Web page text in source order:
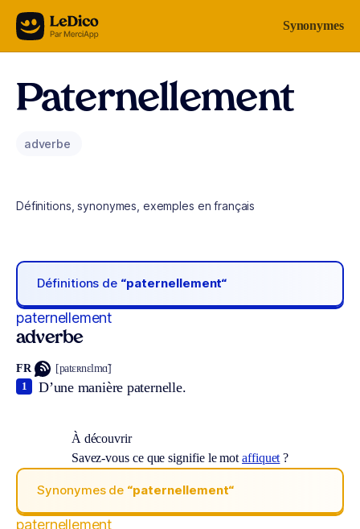
Aller au contenu Synonymes
Paternellement
adverbe
Définitions, synonymes, exemples en français
Définitions de “paternellement“
paternellement
adverbe
FR [patɛʀnɛlmɑ̃]
D’une manière paternelle.
1
À découvrir
Savez-vous ce que signifie le motaffiquet ?
Synonymes de “paternellement“
paternellement